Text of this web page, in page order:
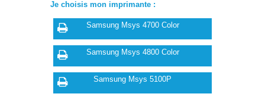
Je choisis mon imprimante :
Samsung Msys 4700 Color
Samsung Msys 4800 Color
Samsung Msys 5100P